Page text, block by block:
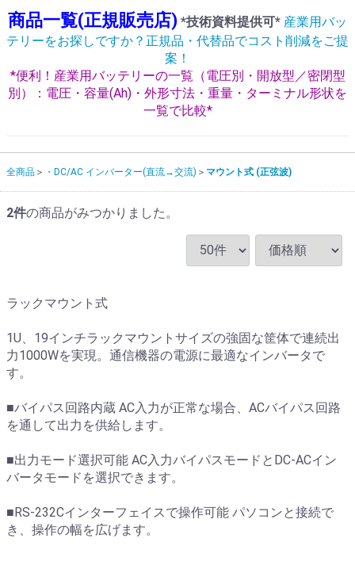
商品一覧(正規販売店) *技術資料提供可* 産業用バッ
テリーをお探しですか？正規品・代替品でコスト削減をご提
案！
*便利！産業用バッテリーの一覧（電圧別・開放型／密閉型
別）：電圧・容量(Ah)・外形寸法・重量・ターミナル形状を
一覧で比較*
全商品 ・DC/AC インバーター(直流→交流) マウント式 (正弦波)
2件の商品がみつかりました。
ラックマウント式
1U、19インチラックマウントサイズの強固な筐体で連続出
力1000Wを実現。通信機器の電源に最適なインバータで
す。
■バイパス回路内蔵 AC入力が正常な場合、ACバイパス回路
を通して出力を供給します。
■出力モード選択可能 AC入力バイパスモードとDC-ACイン
バータモードを選択できます。
■RS-232Cインターフェイスで操作可能 パソコンと接続で
き、操作の幅を広げます。